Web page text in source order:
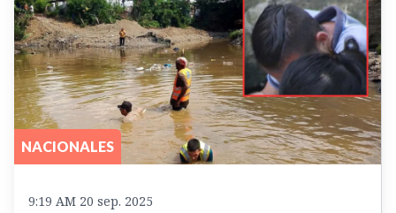
NACIONALES
9:19 AM 20 sep. 2025